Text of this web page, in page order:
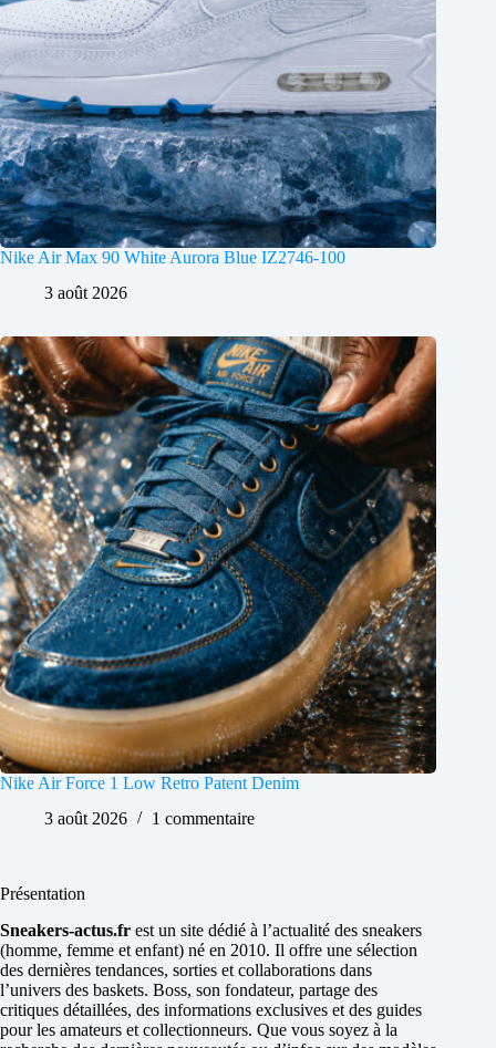
Nike Air Max 90 White Aurora Blue IZ2746-100
3 août 2026
Nike Air Force 1 Low Retro Patent Denim
3 août 2026
1 commentaire
Présentation
Sneakers-actus.fr est un site dédié à l’actualité des sneakers
(homme, femme et enfant) né en 2010. Il offre une sélection
des dernières tendances, sorties et collaborations dans
l’univers des baskets. Boss, son fondateur, partage des
critiques détaillées, des informations exclusives et des guides
pour les amateurs et collectionneurs. Que vous soyez à la